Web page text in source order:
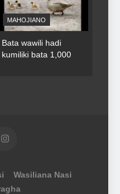
MAHOJIANO
Bata wawili hadi
kumiliki bata 1,000
Wasiliana Nasi